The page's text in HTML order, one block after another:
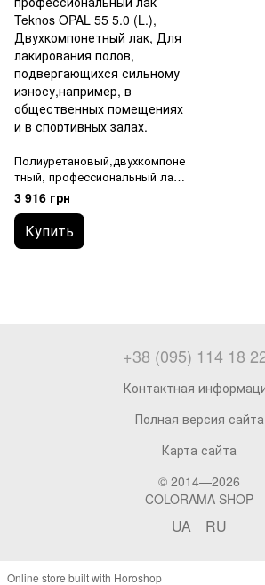
Полиуретановый,двухкомпоне
тный, профессиональный лак
Teknos OPAL 55 5.0 (L.)
3 916 грн
Купить
+38 (095) 114 18
Контактная
Полная версия сайта
Карта сайта
© 2014—2026
COLORAMA SHOP
UA RU
Online store built with Horoshop